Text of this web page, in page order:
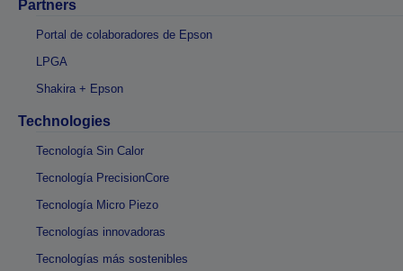
Partners
Portal de colaboradores de Epson
LPGA
Shakira + Epson
Technologies
Tecnología Sin Calor
Tecnología PrecisionCore
Tecnología Micro Piezo
Tecnologías innovadoras
Tecnologías más sostenibles